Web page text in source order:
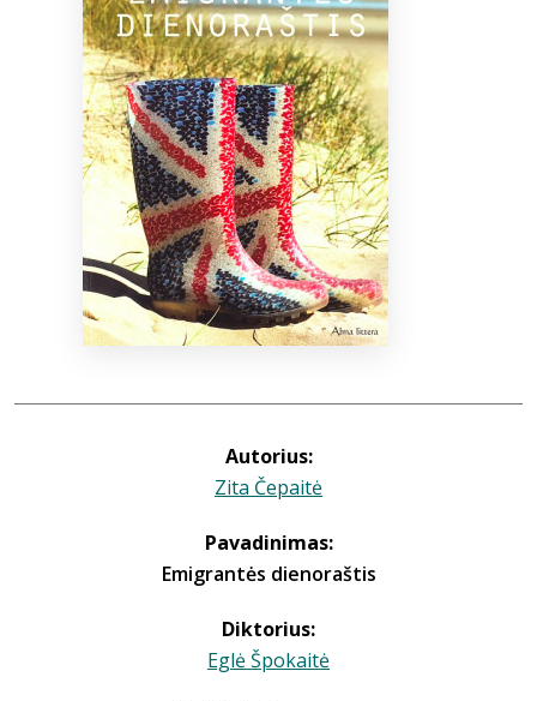
+370 667 80 541
info@elvislab.lt
Autorius:
Zita Čepaitė
Pavadinimas:
Emigrantės dienoraštis
Diktorius:
Eglė Špokaitė